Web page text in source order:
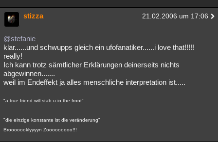
stizza 21.02.2006 um 17:06
@stefanie
klar......und schwupps gleich ein ufofanatiker......i love that!!!!!
really!
Ich kann trotz sämtlicher Erklärungen deinerseits nichts
abgewinnen.......
weil im Endeffekt ja alles menschliche interpretation ist.....
"a true friend will stab u in the front"
"die einzige konstante ist die veränderung"
Brooooooklyyyyn Zooooooooo!!!